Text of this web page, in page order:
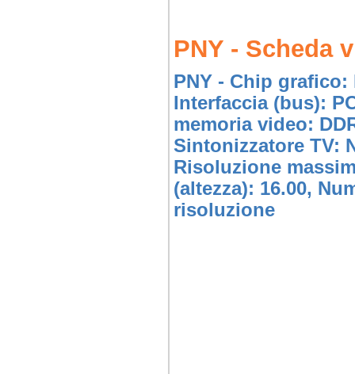
PNY - Scheda
PNY - Chip grafico:
Interfaccia (bus):
memoria video:
Sintonizzatore TV:
Risoluzione
(altezza): 16.00,
risoluzione